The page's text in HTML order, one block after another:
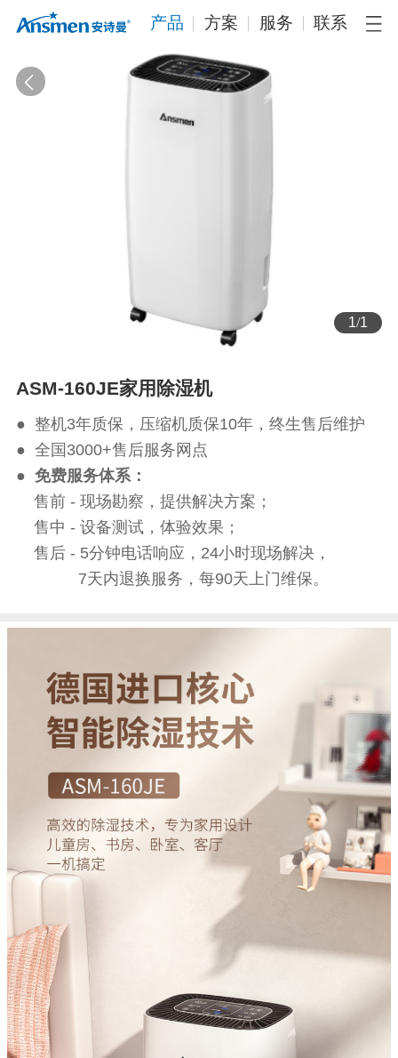
产品 方案 服务 联系
1/1
ASM-160JE家用除湿机
● 整机3年质保，压缩机质保10年，终生售后维护
● 全国3000+售后服务网点
● 免费服务体系：
售前 - 现场勘察，提供解决方案；
售中 - 设备测试，体验效果；
售后 - 5分钟电话响应，24小时现场解决，
7天内退换服务，每90天上门维保。